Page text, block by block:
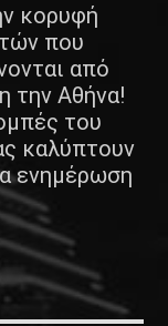
κορυφή
που
από
την Αθήνα!
του
καλύπτουν
ενημέρωση